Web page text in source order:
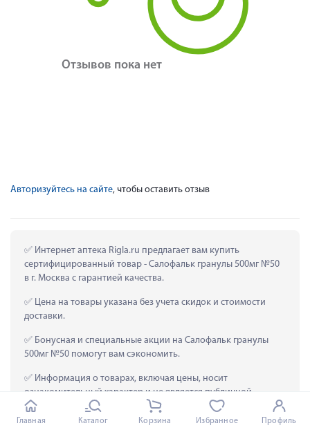
Отзывов пока нет
Авторизуйтесь на сайте, чтобы оставить отзыв
Интернет аптека Rigla.ru предлагает вам купить
сертифицированный товар - Салофальк гранулы 500мг №50
в г. Москва с гарантией качества.
Цена на товары указана без учета скидок и стоимости
доставки.
Бонусная и специальные акции на Салофальк гранулы
500мг №50 помогут вам сэкономить.
Информация о товарах, включая цены, носит
ознакомительный характер и не является публичной
офертой согласно статье 437 Гражданского кодекса
Российской Федерации.
Главная Каталог Корзина Избранное Профиль